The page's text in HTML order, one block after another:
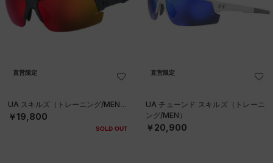
直営限定
UA スキルズ（トレーニング/MEN）
￥19,800
SOLD OUT
直営限定
UA チューンド スキルズ（トレーニ
ング/MEN）
￥20,900